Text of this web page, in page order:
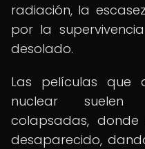
radiación, la
por la
desolado.
Las películas que
nuclear suelen
colapsadas,
desaparecido,